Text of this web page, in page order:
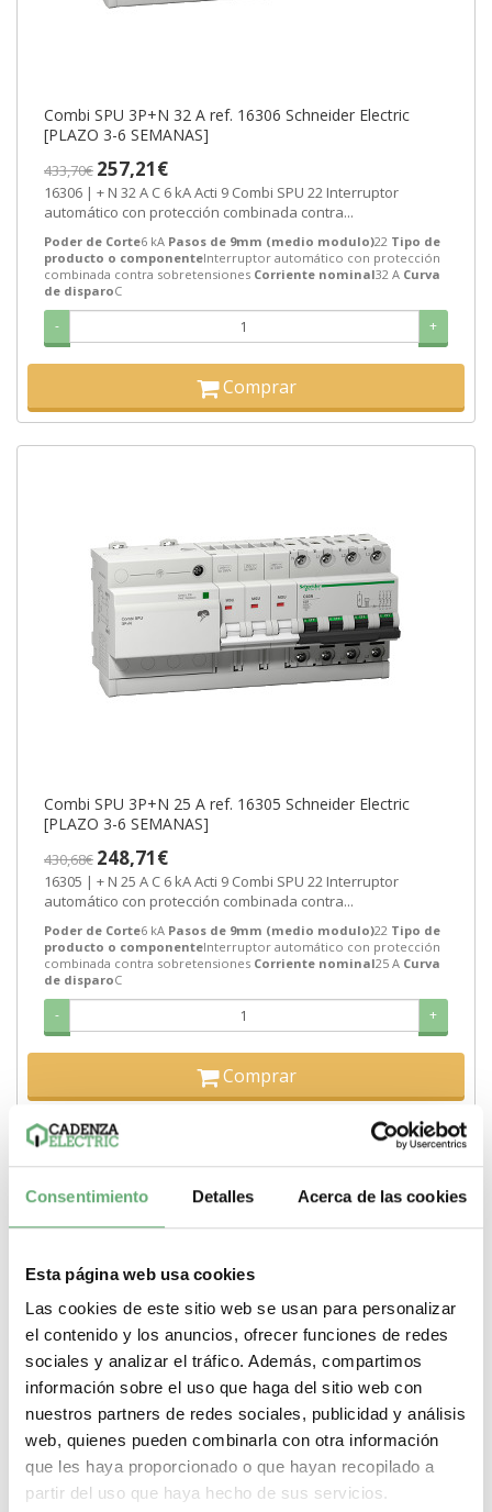
Consentimiento Detalles Acerca de las cookies
Esta página web usa cookies
Las cookies de este sitio web se usan para personalizar
el contenido y los anuncios, ofrecer funciones de redes
sociales y analizar el tráfico. Además, compartimos
información sobre el uso que haga del sitio web con
nuestros partners de redes sociales, publicidad y análisis
web, quienes pueden combinarla con otra información
que les haya proporcionado o que hayan recopilado a
partir del uso que haya hecho de sus servicios.
Combi SPU 3P+N 32 A ref. 16306 Schneider Electric
[PLAZO 3-6 SEMANAS]
433,70€ 257,21€
16306 | + N 32 A C 6 kA Acti 9 Combi SPU 22 Interruptor
automático con protección combinada contra...
Poder de Corte6 kA Pasos de 9mm (medio modulo)22 Tipo de
producto o componenteInterruptor automático con protección
combinada contra sobretensiones Corriente nominal32 A Curva
de disparoC
- +
Comprar
Combi SPU 3P+N 25 A ref. 16305 Schneider Electric
[PLAZO 3-6 SEMANAS]
430,68€ 248,71€
16305 | + N 25 A C 6 kA Acti 9 Combi SPU 22 Interruptor
automático con protección combinada contra...
Poder de Corte6 kA Pasos de 9mm (medio modulo)22 Tipo de
producto o componenteInterruptor automático con protección
combinada contra sobretensiones Corriente nominal25 A Curva
de disparoC
- +
Comprar
Combi SPU 1P+N 40 A ref. 16303 Schneider Electric